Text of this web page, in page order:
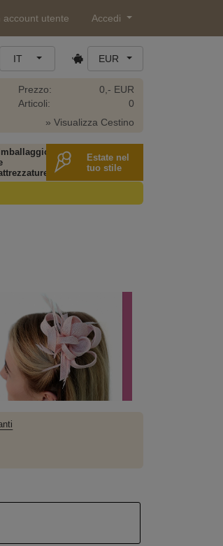
account utente Accedi
IT EUR
Prezzo:
Articoli:
0,- EUR
0
» Visualizza Cestino
Imballaggio
Estate nel
tuo stile